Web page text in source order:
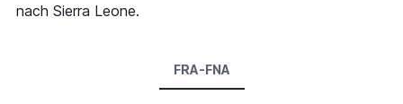
nach Sierra Leone.
FRA-FNA